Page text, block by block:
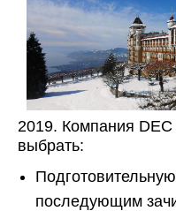
2019. Компания
выбрать:
последующим